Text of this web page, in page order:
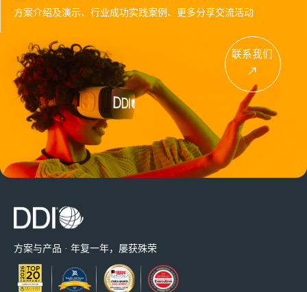
方案介绍及演示、行业成功实践案例、更多分享交流活动
联系我们
方案与产品 · 年复一年，屡获殊荣